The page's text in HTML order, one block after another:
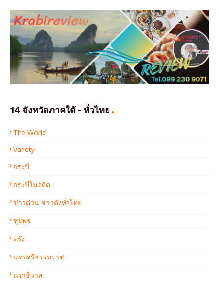
14 จังหวัดภาคใต้ - ทั่วไทย
The World
Variety
กระบี่
กระบี่ในอดีต
ข่าวด่วน ข่าวดังทั่วไทย
ชุมพร
ตรัง
นครศรีธรรมราช
นราธิวาส